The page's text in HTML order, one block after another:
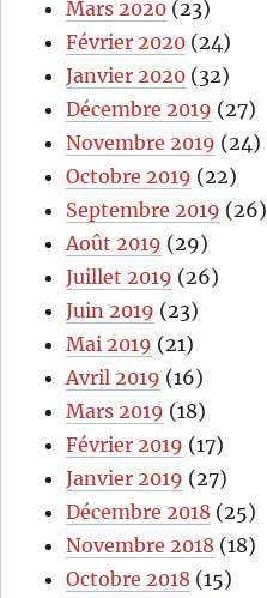
Mars 2020 (23)
Février 2020 (24)
Janvier 2020 (32)
Décembre 2019 (27)
Novembre 2019 (24)
Octobre 2019 (22)
Septembre 2019 (26)
Août 2019 (29)
Juillet 2019 (26)
Juin 2019 (23)
Mai 2019 (21)
Avril 2019 (16)
Mars 2019 (18)
Février 2019 (17)
Janvier 2019 (27)
Décembre 2018 (25)
Novembre 2018 (18)
Octobre 2018 (15)